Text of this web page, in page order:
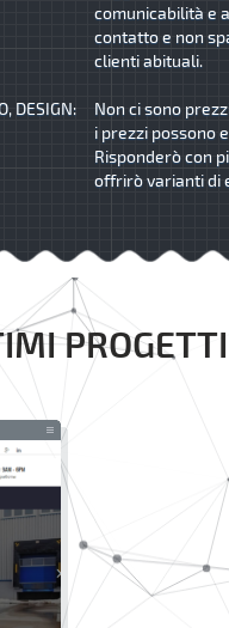
comunicabilità e
contatto e non
clienti abituali.
DESIGN:
Non ci sono
i prezzi possono
Risponderò con
offrirò varianti di